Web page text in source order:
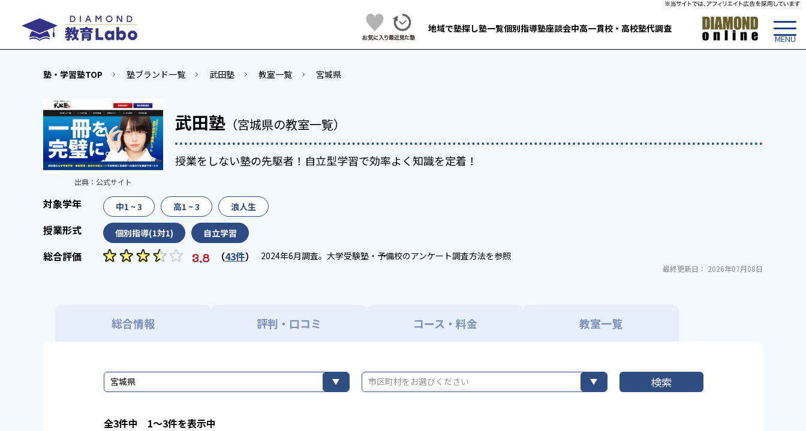
地域で塾探し塾一覧個別指導塾座談会中高一貫校・高校塾代調査
塾・学習塾TOP 塾ブランド一覧 武田塾 教室一覧 宮城県
武田塾 （宮城県の教室一覧）
授業をしない塾の先駆者！自立型学習で効率よく知識を定着！
出典： 公式サイト
中1 ~ 3 高1 ~ 3 浪人生
個別指導(1対1) 自立学習
3.8 （43件） 2024年6月調査。 大学受験塾・予備校のアンケート調査方法を参照
最終更新日： 2026年07月08日
総合情報 評判・口コミ コース・料金 教室一覧
宮城県 市区町村をお選びください 検索
全3件中 1〜3件を表示中